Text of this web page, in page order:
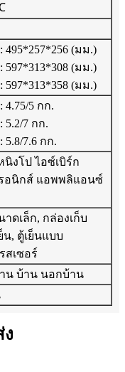
495*257*256 (มม.)
597*313*308 (มม.)
597*313*358 (มม.)
4.75/5 กก.
5.2/7 กก.
5.8/7.6 กก.
งโป ไอซ์เบิร์ก
อนิกส์ แอพพลิแอนซ์
าดเล็ก, กล่องเก็บ
น, ตู้เย็นแบบ
สเซอร์
น บ้าน นอกบ้าน